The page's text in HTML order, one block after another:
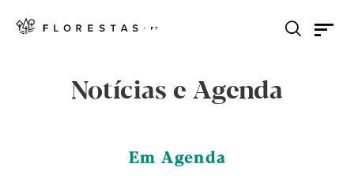
Notícias e Agenda
Em Agenda